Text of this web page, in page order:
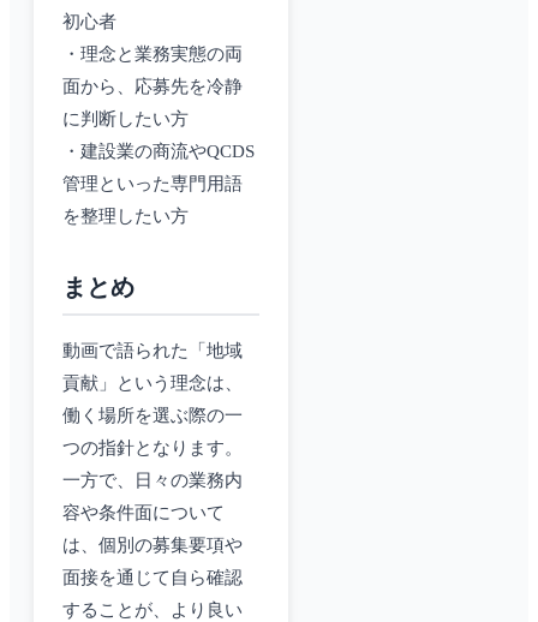
初心者
・理念と業務実態の両
面から、応募先を冷静
に判断したい方
・建設業の商流やQCDS
管理といった専門用語
を整理したい方
まとめ
動画で語られた「地域
貢献」という理念は、
働く場所を選ぶ際の一
つの指針となります。
一方で、日々の業務内
容や条件面について
は、個別の募集要項や
面接を通じて自ら確認
することが、より良い